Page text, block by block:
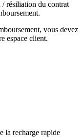
/ résiliation du contrat
vous devez
espace client.
la recharge rapide